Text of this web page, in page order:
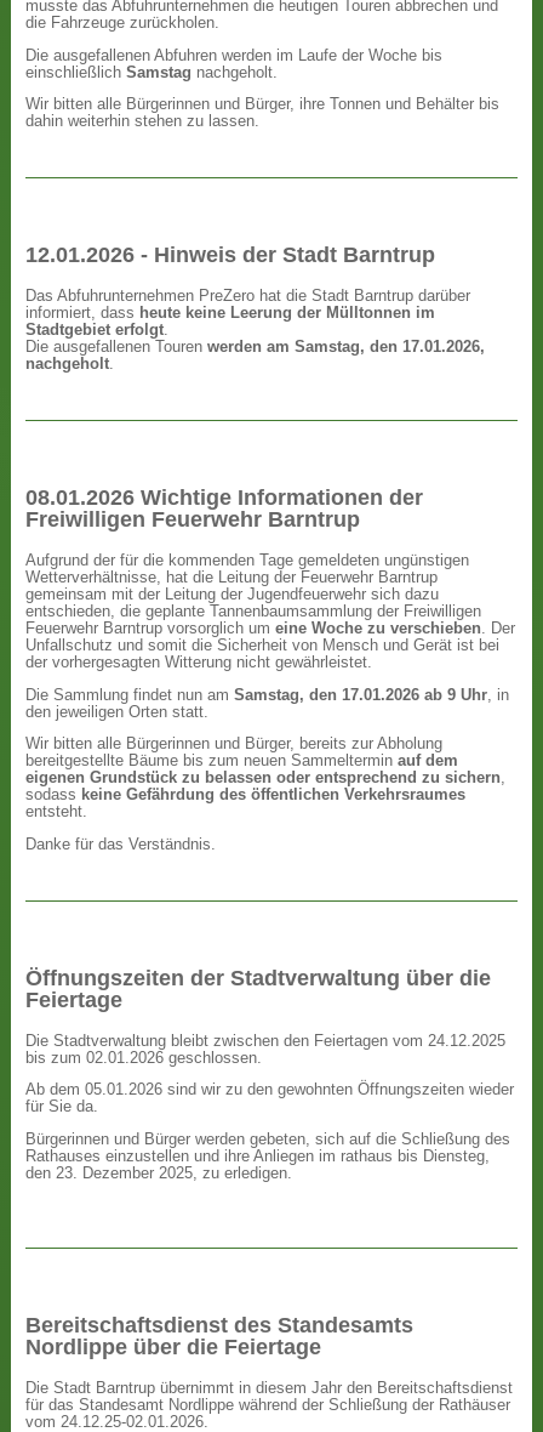
musste das Abfuhrunternehmen die heutigen Touren abbrechen und
die Fahrzeuge zurückholen.
Die ausgefallenen Abfuhren werden im Laufe der Woche bis
einschließlichSamstag nachgeholt.
Wir bitten alle Bürgerinnen und Bürger, ihre Tonnen und Behälter bis
dahin weiterhin stehen zu lassen.
12.01.2026 - Hinweis der Stadt Barntrup
Das Abfuhrunternehmen PreZero hat die Stadt Barntrup darüber
informiert, dass heute keine Leerung der Mülltonnen im
Stadtgebiet erfolgt.
Die ausgefallenen Tourenwerden am Samstag, den 17.01.2026,
nachgeholt.
08.01.2026 Wichtige Informationen der
Freiwilligen Feuerwehr Barntrup
Aufgrund der für die kommenden Tage gemeldeten ungünstigen
Wetterverhältnisse, hat die Leitung der Feuerwehr Barntrup
gemeinsam mit der Leitung der Jugendfeuerwehr sich dazu
entschieden, die geplante Tannenbaumsammlung der Freiwilligen
Feuerwehr Barntrup vorsorglich umeine Woche zu verschieben. Der
Unfallschutz und somit die Sicherheit von Mensch und Gerät ist bei
der vorhergesagten Witterung nicht gewährleistet.
Die Sammlung findet nun amSamstag, den 17.01.2026 ab 9 Uhr , in
den jeweiligen Orten statt.
Wir bitten alle Bürgerinnen und Bürger, bereits zur Abholung
bereitgestellte Bäume bis zum neuen Sammelterminauf dem
eigenen Grundstück zu belassen oder entsprechend zu sichern,
sodass keine Gefährdung des öffentlichen Verkehrsraumes
entsteht.
Danke für das Verständnis.
Öffnungszeiten der Stadtverwaltung über die
Feiertage
Die Stadtverwaltung bleibt zwischen den Feiertagen vom 24.12.2025
bis zum 02.01.2026 geschlossen.
Ab dem 05.01.2026 sind wir zu den gewohnten Öffnungszeiten wieder
für Sie da.
Bürgerinnen und Bürger werden gebeten, sich auf die Schließung des
Rathauses einzustellen und ihre Anliegen im rathaus bis Diensteg,
den 23. Dezember 2025, zu erledigen.
Bereitschaftsdienst des Standesamts
Nordlippe über die Feiertage
Die Stadt Barntrup übernimmt in diesem Jahr den Bereitschaftsdienst
für das Standesamt Nordlippe während der Schließung der Rathäuser
vom 24.12.25-02.01.2026.